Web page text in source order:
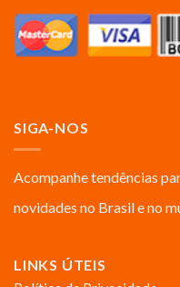
SIGA-NOS
Acompanhe tendências
novidades no Brasil e no
LINKS ÚTEIS